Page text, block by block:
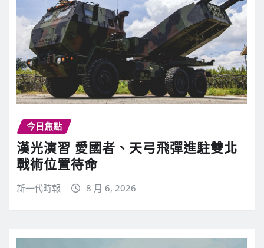
今日焦點
漢光演習 愛國者、天弓飛彈進駐雙北
戰術位置待命
新一代時報 8 月 6, 2026